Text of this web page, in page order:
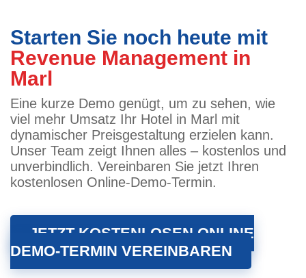
Starten Sie noch heute mit
Revenue Management in
Marl
Eine kurze Demo genügt, um zu sehen, wie
viel mehr Umsatz Ihr Hotel in Marl mit
dynamischer Preisgestaltung erzielen kann.
Unser Team zeigt Ihnen alles – kostenlos und
unverbindlich. Vereinbaren Sie jetzt Ihren
kostenlosen Online-Demo-Termin.
JETZT KOSTENLOSEN ONLINE
DEMO-TERMIN VEREINBAREN